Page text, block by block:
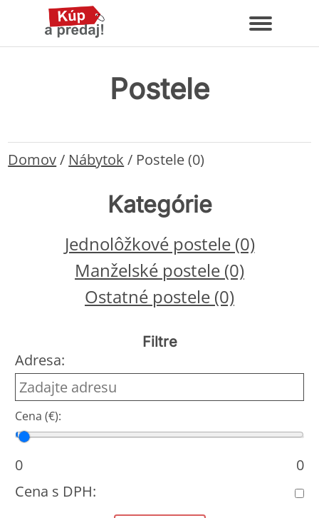
Postele
Domov/ Nábytok / Postele (0)
Kategórie
Jednolôžkové postele (0)
Manželské postele (0)
Ostatné postele (0)
Filtre
Adresa:
Cena (€):
Cena od
Cena do
0
0
Cena s DPH: